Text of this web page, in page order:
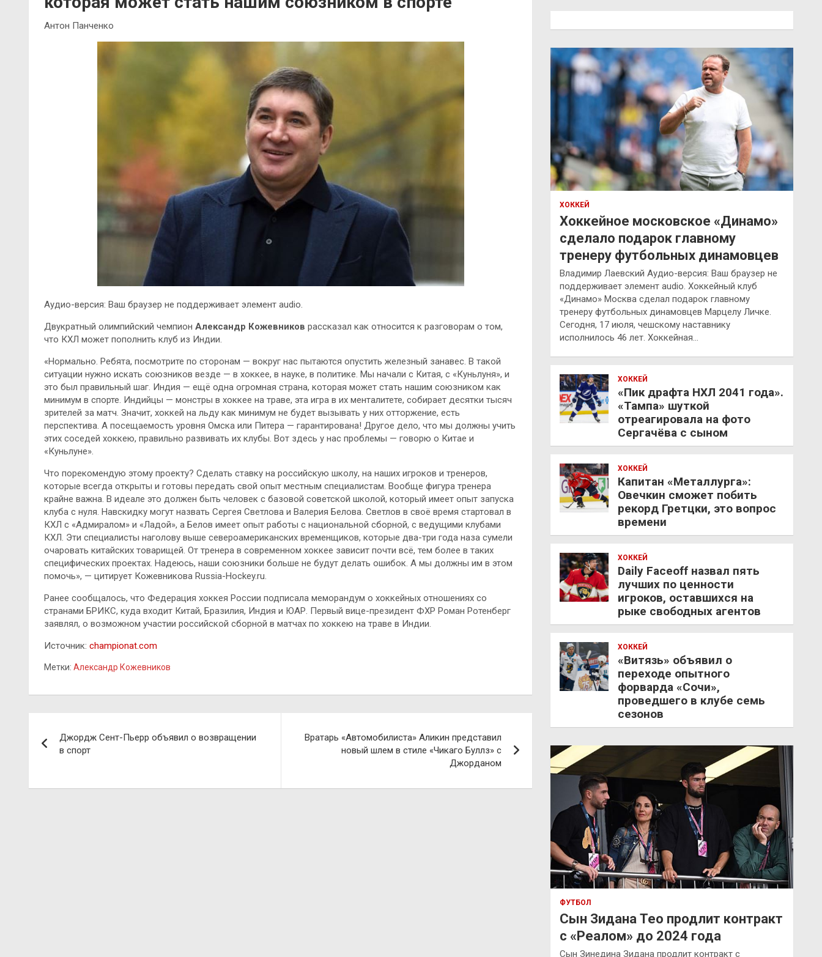
Антон Панченко
Аудио-версия: Ваш браузер не поддерживает элемент audio.
Двукратный олимпийский чемпион Александр Кожевников рассказал как относится к разговорам о том,
что КХЛ может пополнить клуб из Индии.
«Нормально. Ребята, посмотрите по сторонам — вокруг нас пытаются опустить железный занавес. В такой
ситуации нужно искать союзников везде — в хоккее, в науке, в политике. Мы начали с Китая, с «Куньлуня», и
это был правильный шаг. Индия — ещё одна огромная страна, которая может стать нашим союзником как
минимум в спорте. Индийцы — монстры в хоккее на траве, эта игра в их менталитете, собирает десятки тысяч
зрителей за матч. Значит, хоккей на льду как минимум не будет вызывать у них отторжение, есть
перспектива. А посещаемость уровня Омска или Питера — гарантирована! Другое дело, что мы должны учить
этих соседей хоккею, правильно развивать их клубы. Вот здесь у нас проблемы — говорю о Китае и
«Куньлуне».
Что порекомендую этому проекту? Сделать ставку на российскую школу, на наших игроков и тренеров,
которые всегда открыты и готовы передать свой опыт местным специалистам. Вообще фигура тренера
крайне важна. В идеале это должен быть человек с базовой советской школой, который имеет опыт запуска
клуба с нуля. Навскидку могут назвать Сергея Светлова и Валерия Белова. Светлов в своё время стартовал в
КХЛ с «Адмиралом» и «Ладой», а Белов имеет опыт работы с национальной сборной, с ведущими клубами
КХЛ. Эти специалисты наголову выше североамериканских временщиков, которые два-три года наза сумели
очаровать китайских товарищей. От тренера в современном хоккее зависит почти всё, тем более в таких
специфических проектах. Надеюсь, наши союзники больше не будут делать ошибок. А мы должны им в этом
помочь», — цитирует Кожевникова Russia-Hockey.ru.
Ранее сообщалось, что Федерация хоккея России подписала меморандум о хоккейных отношениях со
странами БРИКС, куда входит Китай, Бразилия, Индия и ЮАР. Первый вице-президент ФХР Роман Ротенберг
заявлял, о возможном участии российской сборной в матчах по хоккею на траве в Индии.
Источник: championat.com
Метки: Александр Кожевников
по
Джордж Сент-Пьерр объявил о возвращении
в спорт
Вратарь «Автомобилиста» Аликин представил
новый шлем в стиле «Чикаго Буллз» с
Джорданом
ХОККЕЙ
Хоккейное московское «Динамо»
сделало подарок главному
тренеру футбольных динамовцев
Владимир Лаевский Аудио-версия: Ваш браузер не
поддерживает элемент audio. Хоккейный клуб
«Динамо» Москва сделал подарок главному
тренеру футбольных динамовцев Марцелу Личке.
Сегодня, 17 июля, чешскому наставнику
исполнилось 46 лет. Хоккейная…
ХОККЕЙ
«Пик драфта НХЛ 2041 года».
«Тампа» шуткой
отреагировала на фото
Сергачёва с сыном
ХОККЕЙ
Капитан «Металлурга»:
Овечкин сможет побить
рекорд Гретцки, это вопрос
времени
ХОККЕЙ
Daily Faceoff назвал пять
лучших по ценности
игроков, оставшихся на
рыке свободных агентов
ХОККЕЙ
«Витязь» объявил о
переходе опытного
форварда «Сочи»,
проведшего в клубе семь
сезонов
ФУТБОЛ
Сын Зидана Тео продлит контракт
с «Реалом» до 2024 года
Сын Зинедина Зидана продлит контракт с